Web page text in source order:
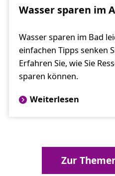
Wasser sparen im
Wasser sparen im Bad
einfachen Tipps senken
Erfahren Sie, wie Sie
sparen können.
Weiterlesen
Zur